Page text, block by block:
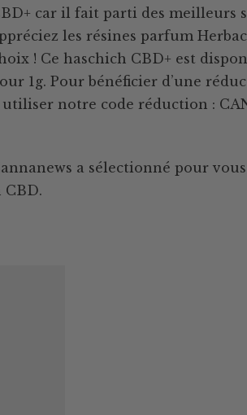
car il fait parti des meilleurs
les résines parfum
! Ce haschich CBD+ est
1g. Pour bénéficier d’une
utiliser notre code réduction :
a sélectionné pour
CBD.